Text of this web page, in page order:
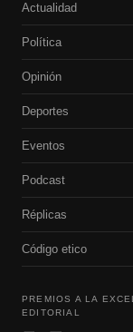
Actualidad
Política
Opinión
Deportes
Eventos
Podcast
Réplicas
Código etico
PREMIOS A LA
EDITORIAL